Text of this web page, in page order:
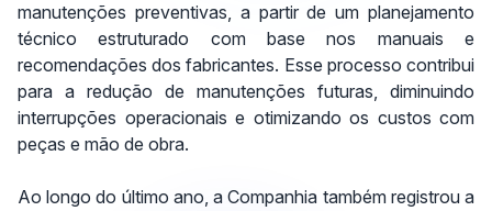
manutenções preventivas, a partir de um planejamento
técnico estruturado com base nos manuais e
recomendações dos fabricantes. Esse processo contribui
para a redução de manutenções futuras, diminuindo
interrupções operacionais e otimizando os custos com
peças e mão de obra.
Ao longo do último ano, a Companhia também registrou a